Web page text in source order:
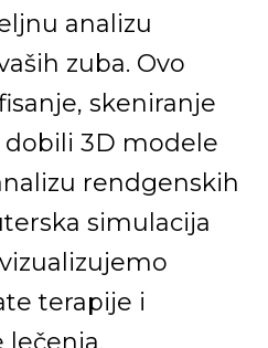
analizu
zuba. Ovo
skeniranje
3D modele
rendgenskih
simulacija
terapije i
lečenja.